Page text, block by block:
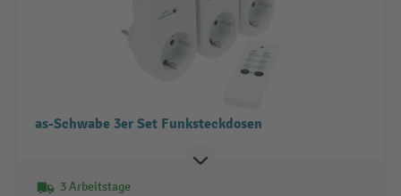
as-Schwabe 3er Set Funksteckdosen
3 Arbeitstage